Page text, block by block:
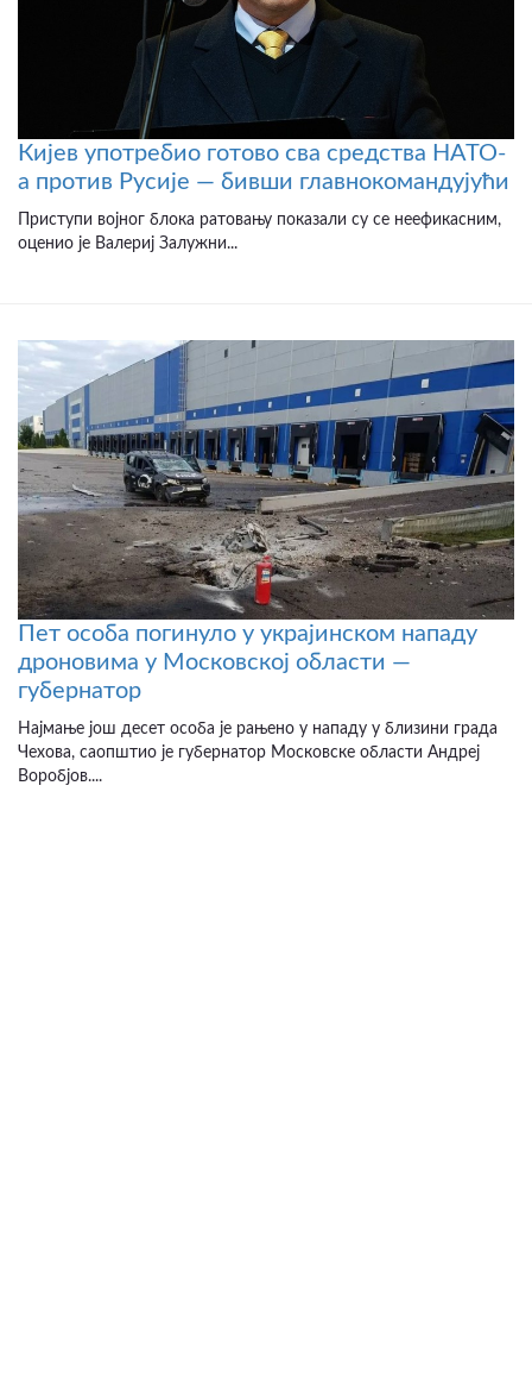
Кијев употребио готово сва средства НАТО-
а против Русије — бивши главнокомандујући
Приступи војног блока ратовању показали су се неефикасним,
оценио је Валериј Залужни...
Пет особа погинуло у украјинском нападу
дроновима у Московској области —
губернатор
Најмање још десет особа је рањено у нападу у близини града
Чехова, саопштио је губернатор Московске области Андреј
Воробјов....